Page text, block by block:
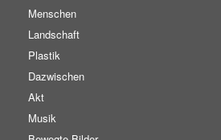
Menschen
Landschaft
Plastik
Dazwischen
Akt
Musik